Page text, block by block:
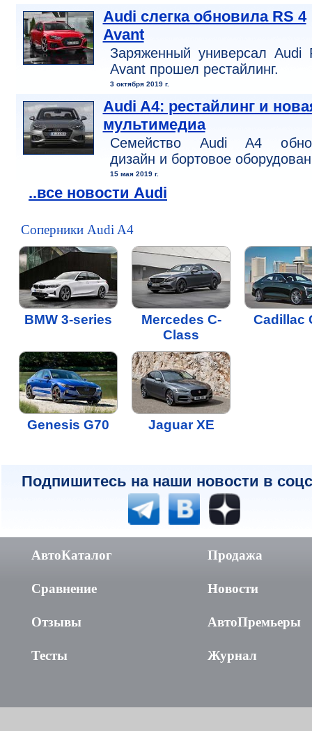
Audi слегка обновила RS 4
Avant
Заряженный универсал Audi
Avant прошел рестайлинг.
3 октября 2019 г.
Audi A4: рестайлинг и
мультимедиа
Семейство Audi A4
дизайн и бортовое
15 мая 2019 г.
..все новости Audi
Соперники Audi A4
BMW 3-series
Mercedes C-
Class
Cadillac
Genesis G70 Jaguar XE
Подпишитесь на наши новости в
АвтоКаталог
Сравнение
Отзывы
Тесты
Продажа
Новости
АвтоПремьеры
Журнал